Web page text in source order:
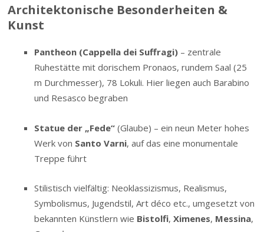
Architektonische Besonderheiten &
Kunst
Pantheon (Cappella dei Suffragi) – zentrale
Ruhestätte mit dorischem Pronaos, rundem Saal (25
m Durchmesser), 78 Lokuli. Hier liegen auch Barabino
und Resasco begraben
Statue der „Fede“ (Glaube) – ein neun Meter hohes
Werk von Santo Varni, auf das eine monumentale
Treppe führt
Stilistisch vielfältig: Neoklassizismus, Realismus,
Symbolismus, Jugendstil, Art déco etc., umgesetzt von
bekannten Künstlern wie Bistolfi,Ximenes, Messina,